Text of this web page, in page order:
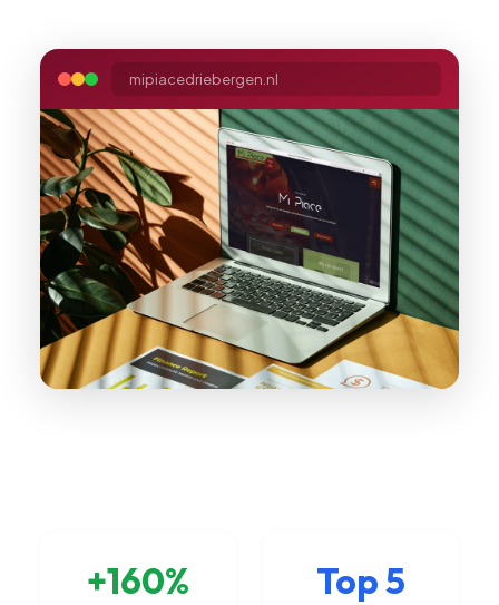
mipiacedriebergen.nl
+160% Top 5